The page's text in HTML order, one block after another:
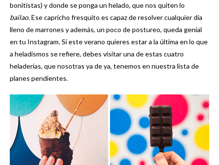
bonitistas) y donde se ponga un helado, que nos quiten lo
bailao.Ese capricho fresquito es capaz de resolver cualquier día
lleno de marrones y además, un poco de postureo, queda genial
en tu Instagram. Si este verano quieres estar a la última en lo que
a heladismos se refiere, debes visitar una de estas cuatro
heladerías, que nosotras ya de ya, tenemos en nuestra lista de
planes pendientes.